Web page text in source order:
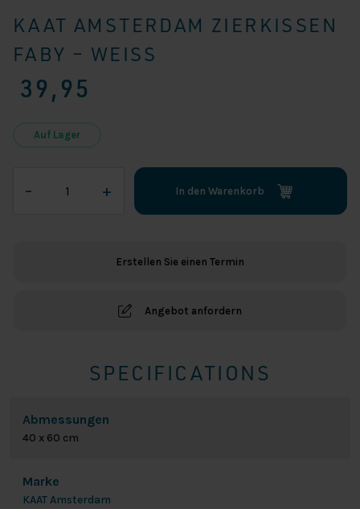
KAAT AMSTERDAM ZIERKISSEN
FABY – WEISS
39,95
Auf Lager
–
Amsterdam
+ In den Warenkorb
Erstellen Sie einen Termin
Angebot anfordern
SPECIFICATIONS
Abmessungen
40 x 60 cm
Marke
KAAT Amsterdam